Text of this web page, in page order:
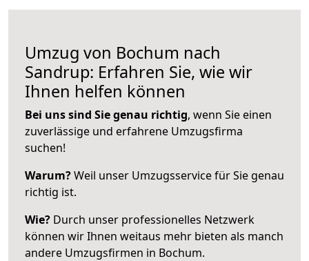
Umzug von Bochum nach
Sandrup: Erfahren Sie, wie wir
Ihnen helfen können
Bei uns sind Sie genau richtig, wenn Sie einen
zuverlässige und erfahrene Umzugsfirma
suchen!
Warum?Weil unser Umzugsservice für Sie genau
richtig ist.
Wie? Durch unser professionelles Netzwerk
können wir Ihnen weitaus mehr bieten als manch
andere Umzugsfirmen in Bochum.